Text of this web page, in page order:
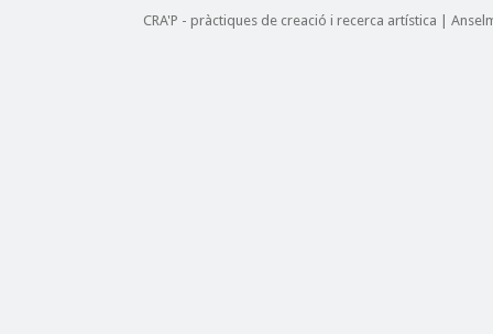
CRA'P - pràctiques de creació i recerca artística |